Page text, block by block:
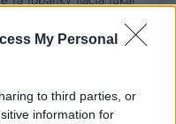
My Personal
to third parties, or
information for
s fénom. Vytiahnite
a potom topánku